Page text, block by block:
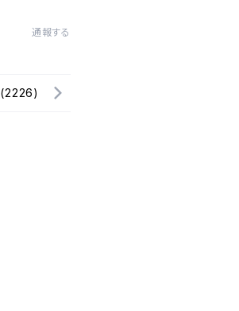
通報する
(2226)